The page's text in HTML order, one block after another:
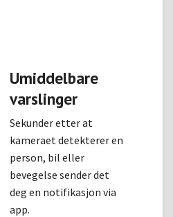
Umiddelbare
varslinger
Sekunder etter at
kameraet detekterer en
person, bil eller
bevegelse sender det
deg en notifikasjon via
app.